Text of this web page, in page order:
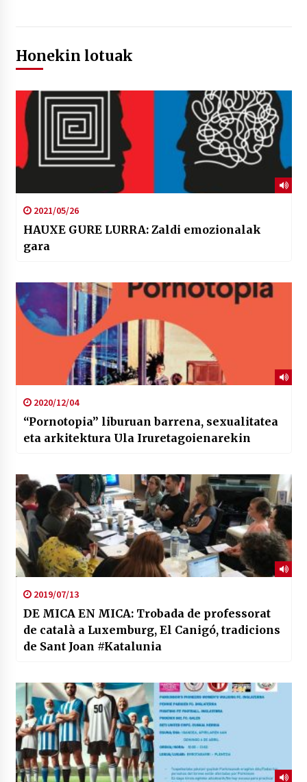
Honekin lotuak
2021/05/26
HAUXE GURE LURRA: Zaldi emozionalak
gara
2020/12/04
“Pornotopia” liburuan barrena, sexualitatea
eta arkitektura Ula Iruretagoienarekin
2019/07/13
DE MICA EN MICA: Trobada de professorat
de català a Luxemburg, El Canigó, tradicions
de Sant Joan #Katalunia